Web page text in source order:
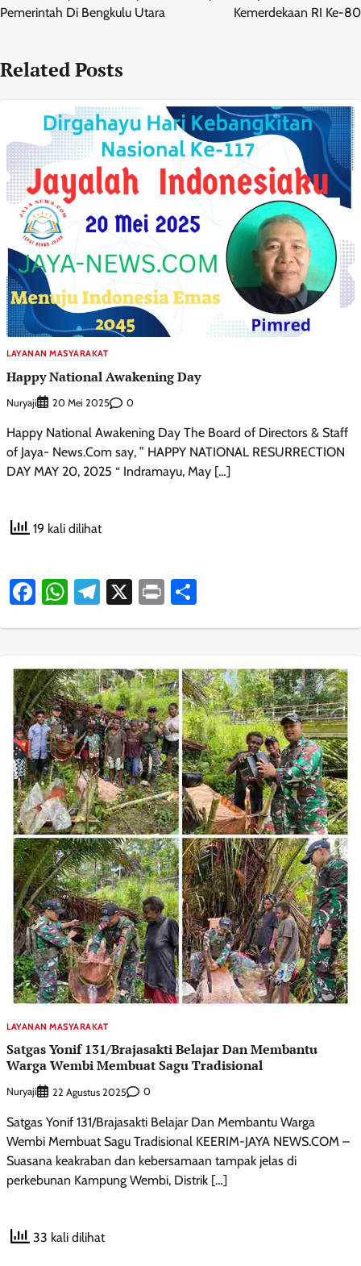
Pemerintah Di Bengkulu Utara
Kemerdekaan RI Ke-80
Related Posts
LAYANAN MASYARAKAT
Happy National Awakening Day
Nuryaji 20 Mei 2025 0
Happy National Awakening Day The Board of Directors & Staff
of Jaya- News.Com say, ” HAPPY NATIONAL RESURRECTION
DAY MAY 20, 2025 “ Indramayu, May […]
19 kali dilihat
Facebook
WhatsApp
Telegram
X Print
LAYANAN MASYARAKAT
Satgas Yonif 131/Brajasakti Belajar Dan Membantu
Warga Wembi Membuat Sagu Tradisional
Nuryaji 22 Agustus 2025 0
Satgas Yonif 131/Brajasakti Belajar Dan Membantu Warga
Wembi Membuat Sagu Tradisional KEERIM-JAYA NEWS.COM –
Suasana keakraban dan kebersamaan tampak jelas di
perkebunan Kampung Wembi, Distrik […]
33 kali dilihat